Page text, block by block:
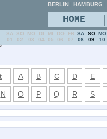
A B C D E
N O P Q R S
BERLIN | HAMBURG |
HOME |
SA
01
SO
02
MO
03
DI
04
MI
05
DO
06
FR
07
SA
08
SO
09
MO
10